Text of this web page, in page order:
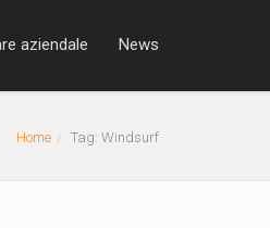
aziendale News
Home Tag: Windsurf